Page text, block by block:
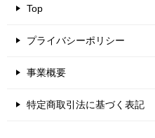
Top
プライバシーポリシー
事業概要
特定商取引法に基づく表記